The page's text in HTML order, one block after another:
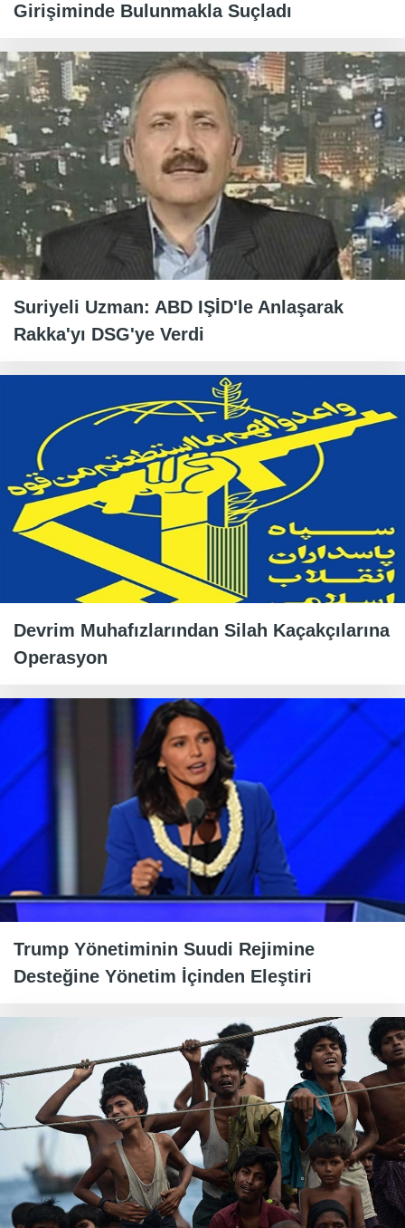
Girişiminde Bulunmakla Suçladı
Suriyeli Uzman: ABD IŞİD'le Anlaşarak
Rakka'yı DSG'ye Verdi
Devrim Muhafızlarından Silah Kaçakçılarına
Operasyon
Trump Yönetiminin Suudi Rejimine
Desteğine Yönetim İçinden Eleştiri